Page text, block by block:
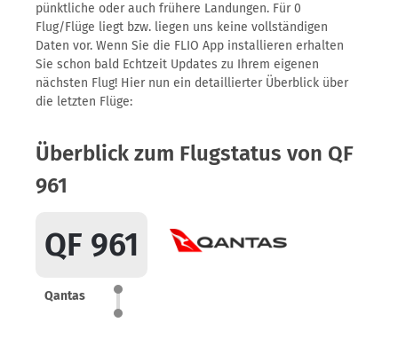
pünktliche oder auch frühere Landungen. Für 0
Flug/Flüge liegt bzw. liegen uns keine vollständigen
Daten vor. Wenn Sie die FLIO App installieren erhalten
Sie schon bald Echtzeit Updates zu Ihrem eigenen
nächsten Flug! Hier nun ein detaillierter Überblick über
die letzten Flüge:
Überblick zum Flugstatus von QF
961
QF 961
Qantas